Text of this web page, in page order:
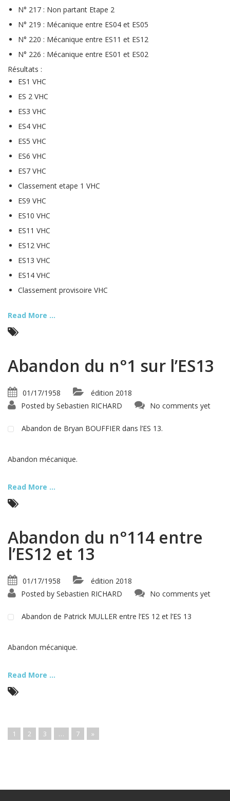
N° 217 : Non partant Etape 2
N° 219 : Mécanique entre ES04 et ES05
N° 220 : Mécanique entre ES11 et ES12
N° 226 : Mécanique entre ES01 et ES02
Résultats :
ES1 VHC
ES 2 VHC
ES3 VHC
ES4 VHC
ES5 VHC
ES6 VHC
ES7 VHC
Classement etape 1 VHC
ES9 VHC
ES10 VHC
ES11 VHC
ES12 VHC
ES13 VHC
ES14 VHC
Classement provisoire VHC
Read More ...
Abandon du n°1 sur l’ES13
01/17/1958
édition 2018
Posted by Sebastien RICHARD No comments yet
Abandon de Bryan BOUFFIER dans l’ES 13.
Abandon mécanique.
Read More ...
Abandon du n°114 entre
l’ES12 et 13
01/17/1958
édition 2018
Posted by Sebastien RICHARD No comments yet
Abandon de Patrick MULLER entre l’ES 12 et l’ES 13
Abandon mécanique.
Read More ...
1 2 3 … 7 »